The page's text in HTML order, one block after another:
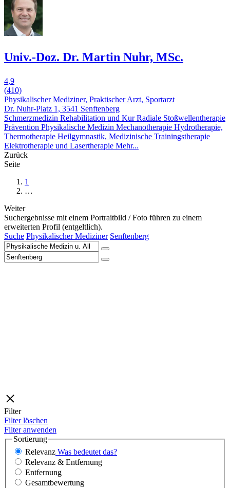
Univ.-Doz. Dr. Martin Nuhr, MSc.
4,9
(410)
Physikalischer Mediziner, Praktischer Arzt, Sportarzt
Dr. Nuhr-Platz 1, 3541 Senftenberg
Schmerzmedizin Rehabilitation und KurRadiale Stoßwellentherapie
Prävention Physikalische Medizin Mechanotherapie Hydrotherapie,
Thermotherapie Heilgymnastik, Medizinische Trainingstherapie
Elektrotherapie und Lasertherapie Mehr...
Zurück
Seite
1
…
Weiter
Suchergebnisse mit einem Portraitbild / Foto führen zu einem
erweiterten Profil (entgeltlich).
Suche Physikalischer Mediziner Senftenberg
Filter
Filter löschen
Filter anwenden
Sortierung
Relevanz Was bedeutet das?
Relevanz & Entfernung
Entfernung
Gesamtbewertung